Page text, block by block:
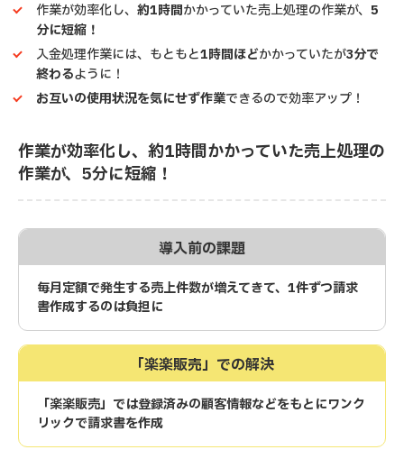
作業が効率化し、 約1時間かかっていた売上処理の作業が、 5
分に短縮！
入金処理作業には、もともと1時間ほどかかっていたが3分で
終わるように！
お互いの使用状況を気にせず作業できるので効率アップ！
作業が効率化し、約1時間かかっていた売上処理の
作業が、5分に短縮！
導入前の課題
毎月定額で発生する売上件数が増えてきて、1件ずつ請求
書作成するのは負担に
「楽楽販売」での解決
「楽楽販売」では登録済みの顧客情報などをもとにワンク
リックで請求書を作成